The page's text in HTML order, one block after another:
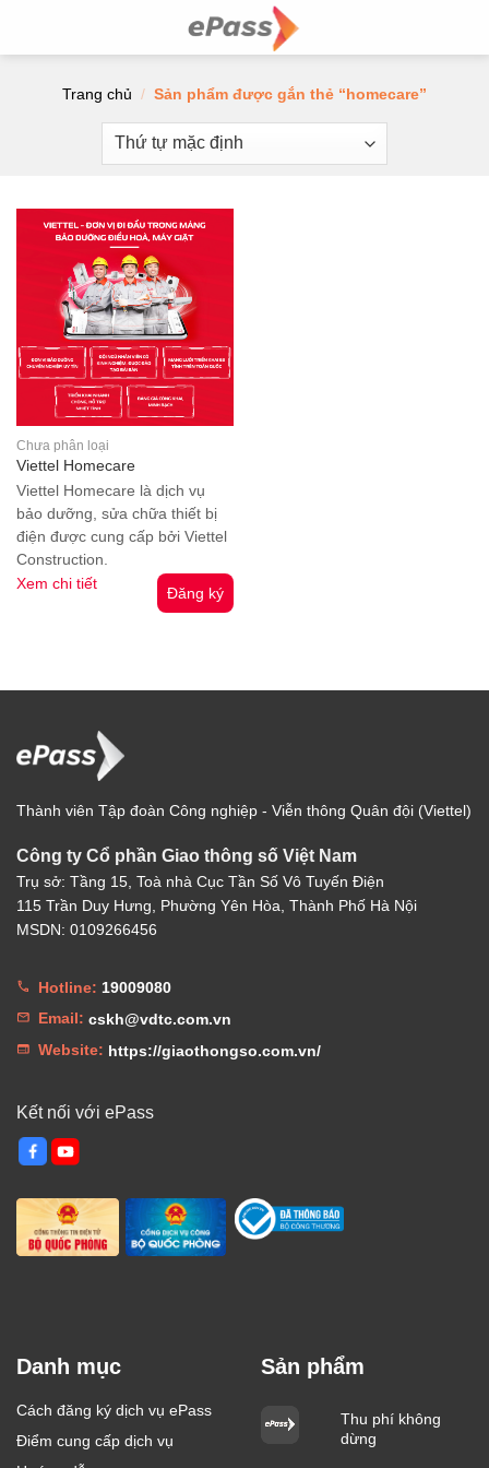
Trang chủ / Sản phẩm được gắn thẻ “homecare”
Chưa phân loại
Viettel Homecare
Viettel Homecare là dịch vụ
bảo dưỡng, sửa chữa thiết bị
điện được cung cấp bởi Viettel
Construction.
Xem chi tiết
Đăng ký
Thành viên Tập đoàn Công nghiệp - Viễn thông Quân đội (Viettel)
Công ty Cổ phần Giao thông số Việt Nam
Trụ sở: Tầng 15, Toà nhà Cục Tần Số Vô Tuyến Điện
115 Trần Duy Hưng, Phường Yên Hòa, Thành Phố Hà Nội
MSDN: 0109266456
Hotline: 19009080
Email: cskh@vdtc.com.vn
Website: https://giaothongso.com.vn/
Kết nối với ePass
Danh mục
Cách đăng ký dịch vụ ePass
Điểm cung cấp dịch vụ
Sản phẩm
Thu phí không
dừng